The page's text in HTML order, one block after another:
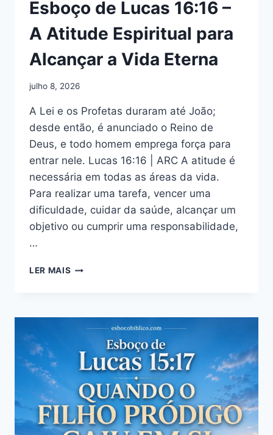
Esboço de Lucas 16:16 –
A Atitude Espiritual para
Alcançar a Vida Eterna
julho 8, 2026
A Lei e os Profetas duraram até João;
desde então, é anunciado o Reino de
Deus, e todo homem emprega força para
entrar nele. Lucas 16:16 | ARC A atitude é
necessária em todas as áreas da vida.
Para realizar uma tarefa, vencer uma
dificuldade, cuidar da saúde, alcançar um
objetivo ou cumprir uma responsabilidade,
…
LER MAIS ESBOÇO
–
ATITUDE
ESPIRITUAL
PARA
ALCANÇAR
VIDA
ETERNA